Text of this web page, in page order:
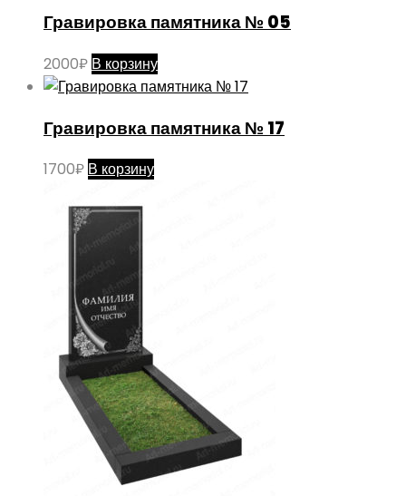
Гравировка памятника № 05
2000₽ В корзину
Гравировка памятника № 17
1700₽ В корзину